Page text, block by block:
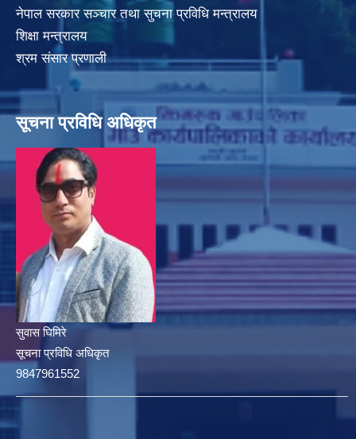
नेपाल सरकार सञ्चार तथा सुचना प्रविधि मन्त्रालय
शिक्षा मन्त्रालय
श्रम संसार प्रणाली
सूचना प्रविधि अधिकृत
सुवास घिमिरे
सूचना प्रविधि अधिकृत
9847961552